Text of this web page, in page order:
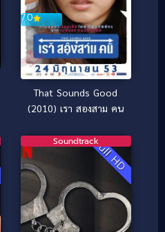
7.0
That Sounds Good
(2010) เรา สองสาม คน
Full HD
Soundtrack